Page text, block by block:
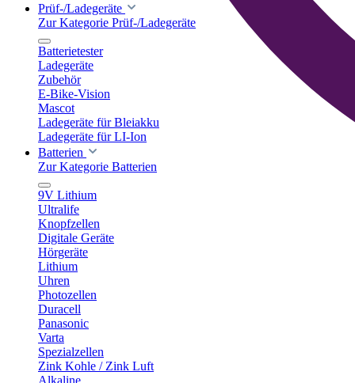
Prüf-/Ladegeräte
Zur Kategorie Prüf-/Ladegeräte
Batterietester
Ladegeräte
Zubehör
E-Bike-Vision
Mascot
Ladegeräte für Bleiakku
Ladegeräte für LI-Ion
Batterien
Zur Kategorie Batterien
9V Lithium
Ultralife
Knopfzellen
Digitale Geräte
Hörgeräte
Lithium
Uhren
Photozellen
Duracell
Panasonic
Varta
Spezialzellen
Zink Kohle / Zink Luft
Alkaline